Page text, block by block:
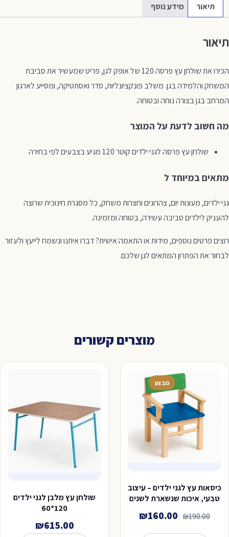
תיאור מידע נוסף
תיאור
הכירו את שולחן עץ פרסה 120 של אופק לגן, פריט שמעשיר את סביבת
המשחק והלמידה בגן. משלב פונקציונליות, סדר ואסתטיקה, ומסייע לארגון
המרחב בגן בצורה נוחה ובטוחה.
מה חשוב לדעת על המוצר
שולחן עץ פרסה לגני ילדים קוטר 120 מגיע בצבעים לפי בחירה
מתאים במיוחד ל
גני ילדים, מעונות יום, צהרונים וחצרות משחק, כל מסגרת חינוכית שרוצה
להעניק לילדים סביבה עשירה, בטוחה ומזמינה.
רוצים פרטים נוספים, מידות או התאמה אישית? דברו איתנו ונשמח לייעץ ולעזור
לבחור את הפתרון המתאים לגן שלכם.
מוצרים קשורים
מבצע
כיסאות עץ לגני ילדים – עיצוב
טבעי, איכות שנשארת לשנים
₪190.00
המחיר
המקורי
₪160.00
שולחן עץ מלבן לגני ילדים
120*60
₪615.00